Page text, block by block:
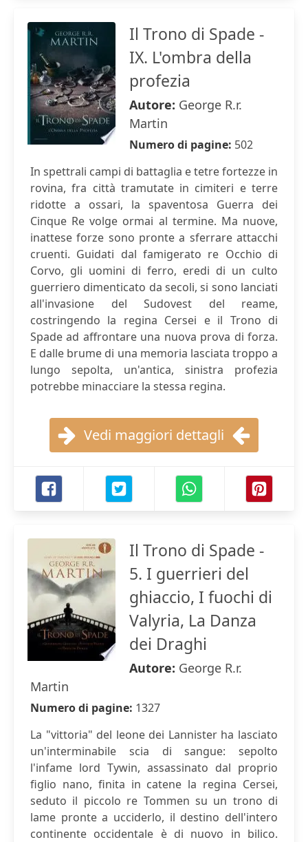
Il Trono di Spade -
IX. L'ombra della
profezia
Autore: George R.r.
Martin
Numero di pagine: 502
In spettrali campi di battaglia e tetre fortezze in
rovina, fra città tramutate in cimiteri e terre
ridotte a ossari, la spaventosa Guerra dei
Cinque Re volge ormai al termine. Ma nuove,
inattese forze sono pronte a sferrare attacchi
cruenti. Guidati dal famigerato re Occhio di
Corvo, gli uomini di ferro, eredi di un culto
guerriero dimenticato da secoli, si sono lanciati
all'invasione del Sudovest del reame,
costringendo la regina Cersei e il Trono di
Spade ad affrontare una nuova prova di forza.
E dalle brume di una memoria lasciata troppo a
lungo sepolta, un'antica, sinistra profezia
potrebbe minacciare la stessa regina.
Vedi maggiori dettagli
Il Trono di Spade -
5. I guerrieri del
ghiaccio, I fuochi di
Valyria, La Danza
dei Draghi
Autore: George R.r.
Martin
Numero di pagine: 1327
La "vittoria" del leone dei Lannister ha lasciato
un'interminabile scia di sangue: sepolto
l'infame lord Tywin, assassinato dal proprio
figlio nano, finita in catene la regina Cersei,
seduto il piccolo re Tommen su un trono di
lame pronte a ucciderlo, il destino dell'intero
continente occidentale è di nuovo in bilico.